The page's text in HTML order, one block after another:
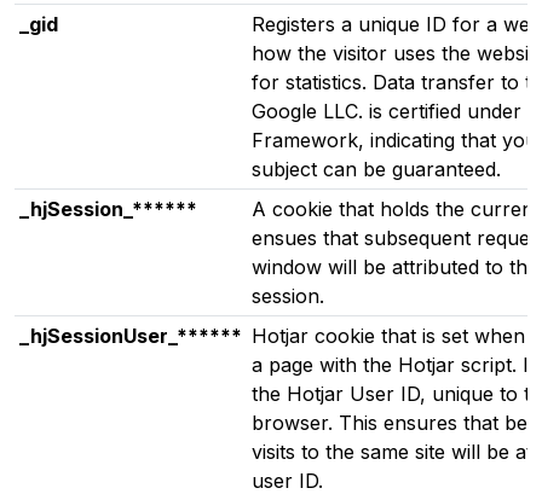
_gid
Registers a unique ID for a
how the visitor uses the
for statistics. Data transfer to
Google LLC. is certified under
Framework, indicating that
subject can be guaranteed.
_hjSession_******
A cookie that holds the
ensues that subsequent
window will be attributed to
session.
_hjSessionUser_****** Hotjar cookie that is set when
a page with the Hotjar script. It
the Hotjar User ID, unique to
browser. This ensures that
visits to the same site will be
user ID.